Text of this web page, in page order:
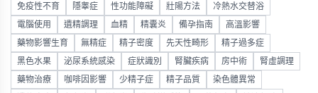
免疫性不育 隱睾症 性功能障礙 壯陽方法 冷熱水交替浴
電腦使用 遺精調理 血精 精囊炎 備孕指南 高溫影響
藥物影響生育 無精症 精子密度 先天性畸形 精子過多症
黑色水果 泌尿系統感染 症狀識別 腎臟疾病 房中術 腎虛調理
藥物治療 咖啡因影響 少精子症 精子品質 染色體異常